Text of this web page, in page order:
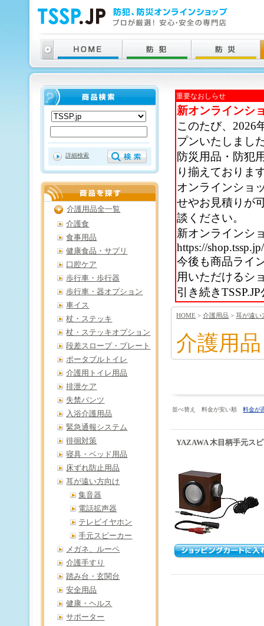
重要なおしらせ
新オンラインシ
このたび、2026
プンいたしまし
防災用品・防犯
り揃えておりま
オンラインショ
せやお見積りが
談ください。
新オンラインシ
https://shop.tssp.jp/
今後も商品ライ
用いただけるシ
引き続き
HOME >介護用品 >耳が遠い
介護用品
並べ替え 料金が安い順料金が
YAZAWA 木目柄手元ス
詳細検索
介護用品全一覧
介護食
食事用品
健康食品・サプリ
口腔ケア
歩行車・歩行器
歩行車・器オプション
車イス
杖・ステッキ
杖・ステッキオプション
段差スロープ・プレート
ポータブルトイレ
介護用トイレ用品
排泄ケア
失禁パンツ
入浴介護用品
緊急通報システム
徘徊対策
寝具・ベッド用品
床ずれ防止用品
耳が遠い方向け
集音器
電話拡声器
テレビイヤホン
手元スピーカー
メガネ、ルーペ
介護手すり
踏み台・玄関台
安全用品
健康・ヘルス
サポーター